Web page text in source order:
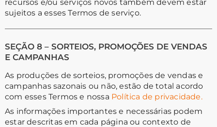
recursos e/ou serviços novos também devem estar
sujeitos a esses Termos de serviço.
SEÇÃO 8 – SORTEIOS, PROMOÇÕES DE VENDAS
E CAMPANHAS
As produções de sorteios, promoções de vendas e
campanhas sazonais ou não, estão de total acordo
com esses Termos e nossa Política de privacidade.
As informações importantes e necessárias podem
estar descritas em cada página ou contexto de